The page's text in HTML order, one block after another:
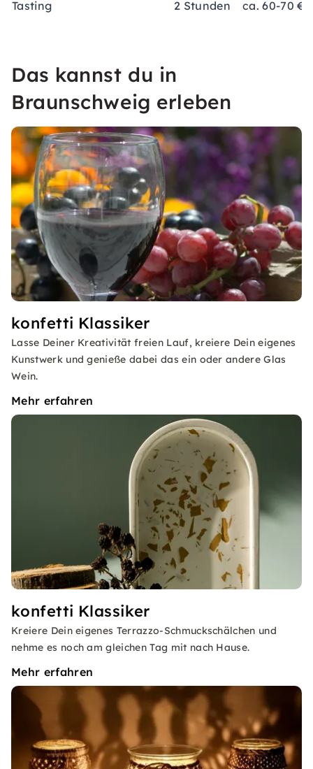
Tasting 2 Stunden ca. 60-70 €
Das kannst du in
Braunschweig erleben
konfetti Klassiker
Lasse Deiner Kreativität freien Lauf, kreiere Dein eigenes
Kunstwerk und genieße dabei das ein oder andere Glas
Wein.
Mehr erfahren
konfetti Klassiker
Kreiere Dein eigenes Terrazzo-Schmuckschälchen und
nehme es noch am gleichen Tag mit nach Hause.
Mehr erfahren